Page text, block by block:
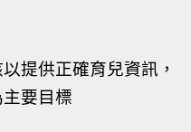
提供正確育兒資訊，
要目標